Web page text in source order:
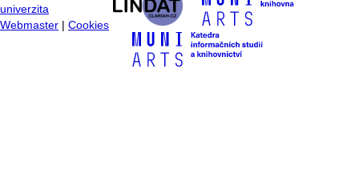
univerzita
Webmaster
Cookies